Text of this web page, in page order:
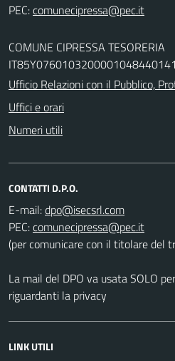
PEC:
COMUNE CIPRESSA TESORERIA
IT85Y0760103200001048440141
Ufficio Relazioni con il Pubblico,
Uffici e orari
Numeri utili
CONTATTI D.P.O.
E-mail:
PEC:
(per comunicare con il titolare del
La mail del DPO va usata SOLO
riguardanti la privacy
LINK UTILI